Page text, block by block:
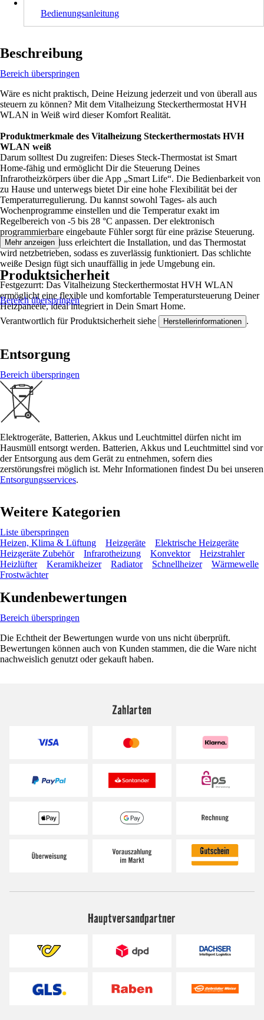
Bedienungsanleitung
Beschreibung
Bereich überspringen
Wäre es nicht praktisch, Deine Heizung jederzeit und von überall aus
steuern zu können? Mit dem Vitalheizung Steckerthermostat HVH
WLAN in Weiß wird dieser Komfort Realität.
Produktmerkmale des Vitalheizung Steckerthermostats HVH
WLAN weiß
Darum solltest Du zugreifen: Dieses Steck-Thermostat ist Smart
Home-fähig und ermöglicht Dir die Steuerung Deines
Infrarotheizkörpers über die App „Smart Life“. Die Bedienbarkeit von
zu Hause und unterwegs bietet Dir eine hohe Flexibilität bei der
Temperaturregulierung. Du kannst sowohl Tages- als auch
Wochenprogramme einstellen und die Temperatur exakt im
Regelbereich von -5 bis 28 °C anpassen. Der elektronisch
programmierbare eingebaute Fühler sorgt für eine präzise Steuerung.
Der Steckanschluss erleichtert die Installation, und das Thermostat
wird netzbetrieben, sodass es zuverlässig funktioniert. Das schlichte
weiße Design fügt sich unauffällig in jede Umgebung ein.
Festgezurrt: Das Vitalheizung Steckerthermostat HVH WLAN
ermöglicht eine flexible und komfortable Temperatursteuerung Deiner
Heizpaneele, ideal integriert in Dein Smart Home.
Mehr anzeigen
Produktsicherheit
Bereich überspringen
Verantwortlich für Produktsicherheit siehe Herstellerinformationen .
Entsorgung
Bereich überspringen
Elektrogeräte, Batterien, Akkus und Leuchtmittel dürfen nicht im
Hausmüll entsorgt werden. Batterien, Akkus und Leuchtmittel sind vor
der Entsorgung aus dem Gerät zu entnehmen, sofern dies
zerstörungsfrei möglich ist. Mehr Informationen findest Du bei unseren
Entsorgungsservices.
Weitere Kategorien
Liste überspringen
Heizen, Klima & Lüftung
Heizgeräte
Elektrische Heizgeräte
Heizgeräte Zubehör
Infrarotheizung Konvektor
Heizstrahler
Heizlüfter
Keramikheizer Radiator Schnellheizer
Wärmewelle
Frostwächter
Kundenbewertungen
Bereich überspringen
Die Echtheit der Bewertungen wurde von uns nicht überprüft.
Bewertungen können auch von Kunden stammen, die die Ware nicht
nachweislich genutzt oder gekauft haben.
Zahlarten
Hauptversandpartner